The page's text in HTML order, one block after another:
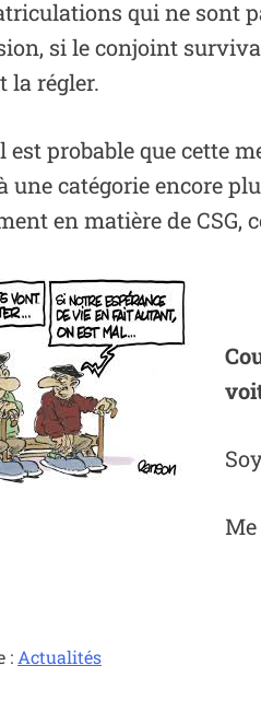
qui ne sont
si le conjoint
la régler.
est probable que cette
une catégorie encore
en matière de CSG,
:Actualités